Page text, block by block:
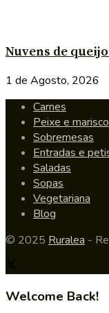
Nuvens de
1 de Agosto, 2026
Carnes
Peixe e marisco
Sobremesas
Entradas e
Saladas
Sopas
Vegetariana
Blog
© 2025 Ruralea -
Welcome Back!